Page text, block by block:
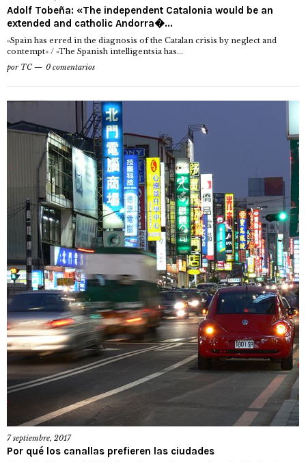
Adolf Tobeña: «The independent Catalonia would be an
extended and catholic Andorra�...
«Spain has erred in the diagnosis of the Catalan crisis by neglect and
contempt» / «The Spanish intelligentsia has...
por TC 0 comentarios
7 septiembre, 2017
Por qué los canallas prefieren las ciudades